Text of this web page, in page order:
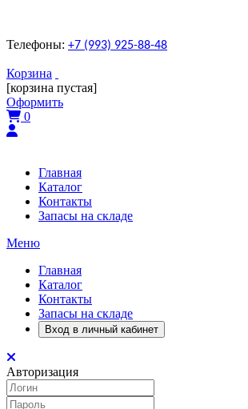
Телефоны: +7 (993) 925-88-48
Корзина
[корзина пустая]
Оформить
0
Главная
Каталог
Контакты
Запасы на складе
Меню
Главная
Каталог
Контакты
Запасы на складе
Вход в личный кабинет
Авторизация